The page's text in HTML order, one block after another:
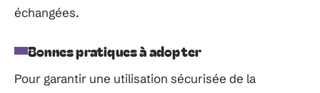
échangées.
Bonnes pratiques à adopter
Pour garantir une utilisation sécurisée de la